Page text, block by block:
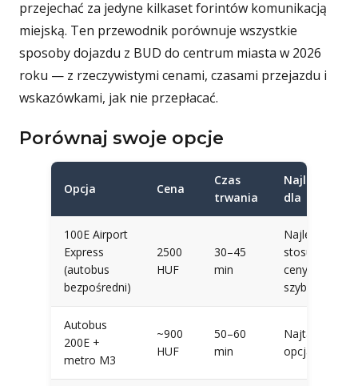
przejechać za jedyne kilkaset forintów komunikacją
miejską. Ten przewodnik porównuje wszystkie
sposoby dojazdu z BUD do centrum miasta w 2026
roku — z rzeczywistymi cenami, czasami przejazdu i
wskazówkami, jak nie przepłacać.
Porównaj swoje opcje
Opcja Cena
Czas
trwania
Najlepsze
dla
100E Airport
Express
(autobus
bezpośredni)
2500
HUF
30–45
min
Najlepszy
stosunek
ceny do
szybkości
Autobus
200E +
metro M3
~900
HUF
50–60
min
Najtańsza
opcja